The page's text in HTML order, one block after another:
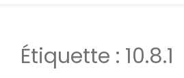
Étiquette : 10.8.1